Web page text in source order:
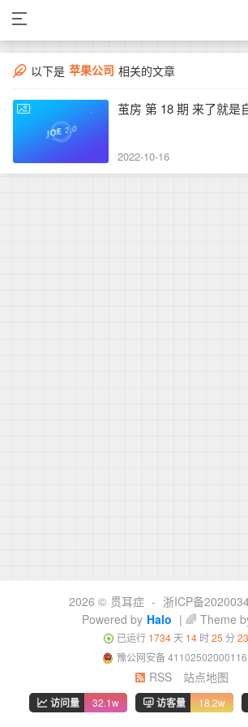
以下是 苹果公司 相关的文章
茧房 第 18 期 来了就是
2022-10-16
2026 © 贯耳症 - 浙ICP备
Powered by Halo | 🌈 Theme
已运行 1734天 14时25 分 23
豫公网安备
RSS 站点地图
访问量 32.1w 访客量 18.2w